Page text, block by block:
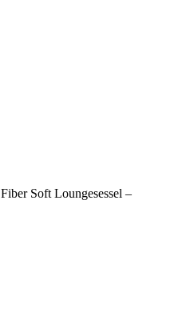
Fiber Soft Loungesessel –